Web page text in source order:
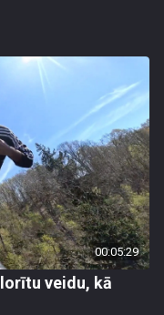
00:05:29
veidu, kā